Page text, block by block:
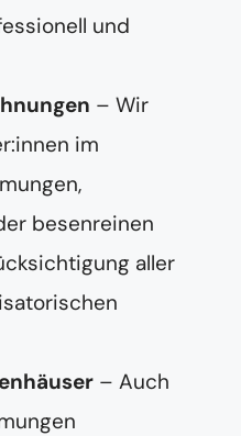
und
– Wir
im
besenreinen
aller
– Auch